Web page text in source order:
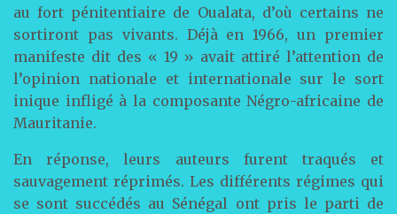
au fort pénitentiaire de Oualata, d’où certains ne
sortiront pas vivants. Déjà en 1966, un premier
manifeste dit des « 19 » avait attiré l’attention de
l’opinion nationale et internationale sur le sort
inique infligé à la composante Négro-africaine de
Mauritanie.
En réponse, leurs auteurs furent traqués et
sauvagement réprimés. Les différents régimes qui
se sont succédés au Sénégal ont pris le parti de